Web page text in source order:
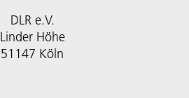
DLR e.V.
Linder Höhe
51147 Köln